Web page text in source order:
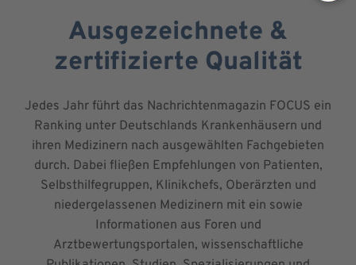
Ausgezeichnete &
zertifizierte Qualität
Jedes Jahr führt das Nachrichtenmagazin FOCUS ein
Ranking unter Deutschlands Krankenhäusern und
ihren Medizinern nach ausgewählten Fachgebieten
durch. Dabei fließen Empfehlungen von Patienten,
Selbsthilfegruppen, Klinikchefs, Oberärzten und
niedergelassenen Medizinern mit ein sowie
Informationen aus Foren und
Arztbewertungsportalen, wissenschaftliche